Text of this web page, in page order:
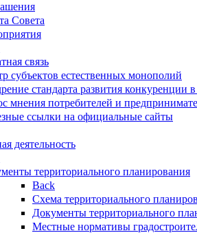
Совета
связь
субъектов естественных монополий
стандарта развития конкуренции
мнения потребителей и
ссылки на официальные сайты
деятельность
территориального планирования
Back
Схема территориального
Документы территориального
Местные нормативы